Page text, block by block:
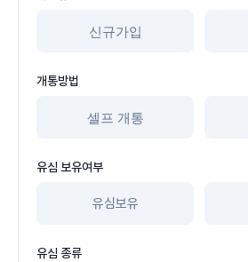
신규가입
개통방법
셀프 개통
유심 보유여부
유심보유
유심 종류